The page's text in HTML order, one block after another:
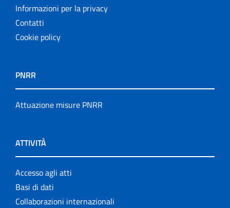
Informazioni per la privacy
Contatti
Cookie policy
PNRR
Attuazione misure PNRR
ATTIVITÀ
Accesso agli atti
Basi di dati
Collaborazioni internazionali